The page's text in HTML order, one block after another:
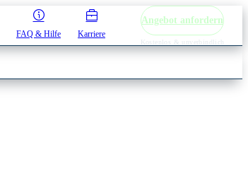
FAQ & Hilfe Karriere
Angebot anfordern
Kostenlos & unverbindlich